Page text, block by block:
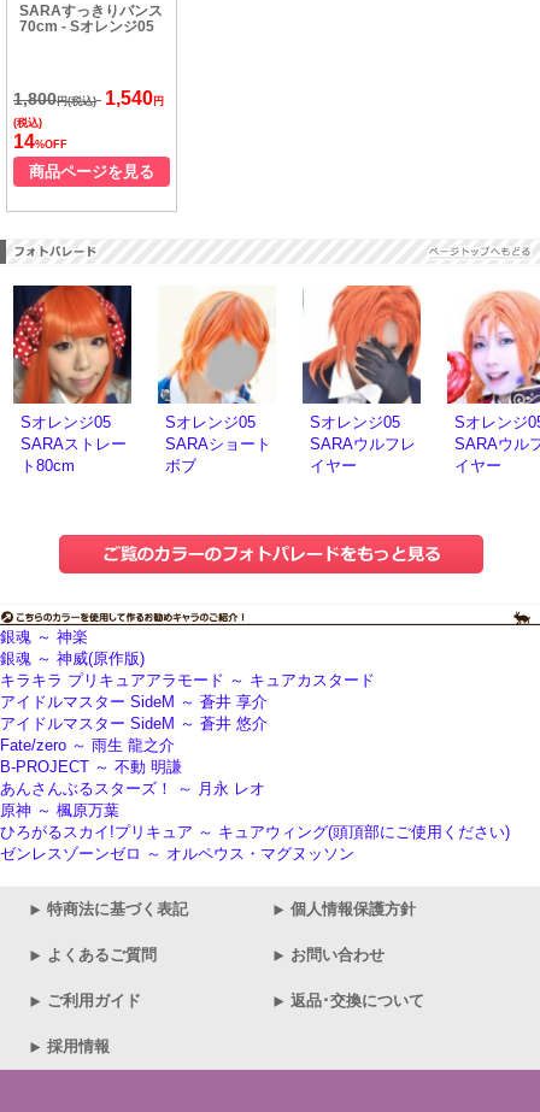
SARAすっきりバンス
70cm - Sオレンジ05
1,800円(税込) 1,540 円
(税込)
14%OFF
商品ページを見る
Sオレンジ05
SARAストレー
ト80cm
Sオレンジ05
SARAショート
ボブ
Sオレンジ05
SARAウルフレ
イヤー
Sオレンジ
SARAウル
イヤー
銀魂 ～ 神楽
銀魂 ～ 神威(原作版)
キラキラ プリキュアアラモード ～ キュアカスタード
アイドルマスター SideM ～ 蒼井 享介
アイドルマスター SideM ～ 蒼井 悠介
Fate/zero ～ 雨生 龍之介
B-PROJECT ～ 不動 明謙
あんさんぶるスターズ！ ～ 月永 レオ
原神 ～ 楓原万葉
ひろがるスカイ!プリキュア ～ キュアウィング(頭頂部にご使用ください)
ゼンレスゾーンゼロ ～ オルペウス・マグヌッソン
特商法に基づく表記 個人情報保護方針
よくあるご質問 お問い合わせ
ご利用ガイド 返品･交換について
採用情報